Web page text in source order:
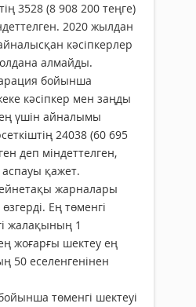
3528 (8 908 200 теңге)
2020 жылдан
кәсіпкерлер
алмайды.
бойынша
кәсіпкер мен заңды
үшін айналымы
24038 (60 695
деп міндеттелген,
қажет.
жарналары
Ең төменгі
жалақының 1
жоғарғы шектеу ең
50 еселенгенінен
төменгі шектеуі